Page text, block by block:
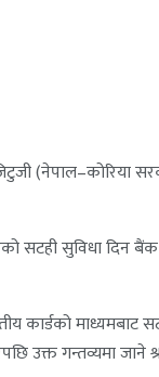
(नेपाल–कोरिया
सटही सुविधा दिन
कार्डको माध्यमबाट
उक्त गन्तव्यमा